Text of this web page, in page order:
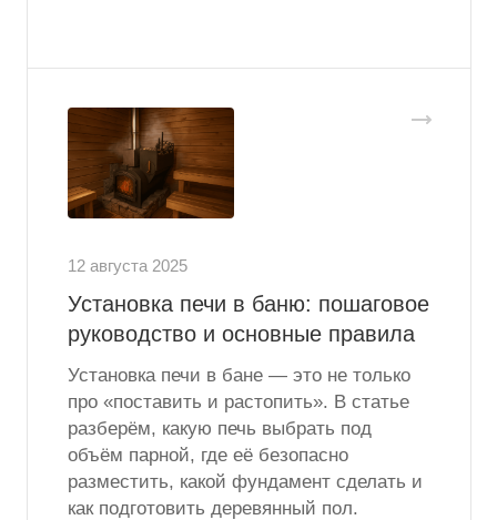
12 августа 2025
Установка печи в баню: пошаговое
руководство и основные правила
Установка печи в бане — это не только
про «поставить и растопить». В статье
разберём, какую печь выбрать под
объём парной, где её безопасно
разместить, какой фундамент сделать и
как подготовить деревянный пол.